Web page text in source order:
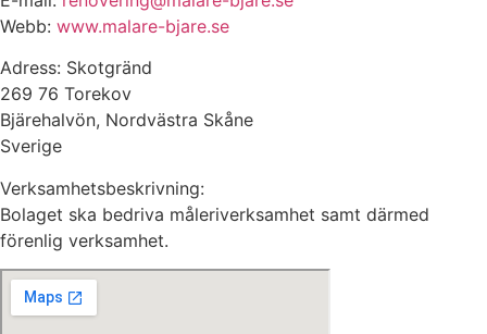
Webb: www.malare-bjare.se
Adress: Skotgränd
269 76 Torekov
Bjärehalvön, Nordvästra Skåne
Sverige
Verksamhetsbeskrivning:
Bolaget ska bedriva måleriverksamhet samt därmed
förenlig verksamhet.